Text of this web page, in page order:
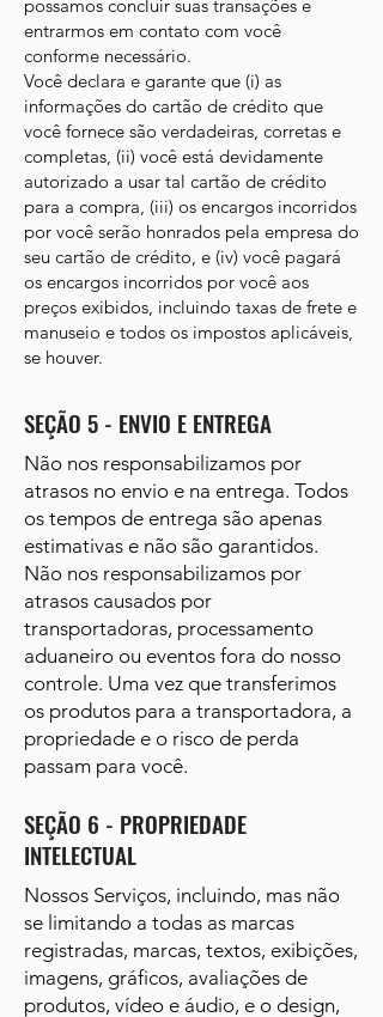
possamos concluir suas transações e
entrarmos em contato com você
conforme necessário.
Você declara e garante que (i) as
informações do cartão de crédito que
você fornece são verdadeiras, corretas e
completas, (ii) você está devidamente
autorizado a usar tal cartão de crédito
para a compra, (iii) os encargos incorridos
por você serão honrados pela empresa do
seu cartão de crédito, e (iv) você pagará
os encargos incorridos por você aos
preços exibidos, incluindo taxas de frete e
manuseio e todos os impostos aplicáveis,
se houver.
SEÇÃO 5 - ENVIO E ENTREGA
Não nos responsabilizamos por
atrasos no envio e na entrega. Todos
os tempos de entrega são apenas
estimativas e não são garantidos.
Não nos responsabilizamos por
atrasos causados por
transportadoras, processamento
aduaneiro ou eventos fora do nosso
controle. Uma vez que transferimos
os produtos para a transportadora, a
propriedade e o risco de perda
passam para você.
SEÇÃO 6 - PROPRIEDADE
INTELECTUAL
Nossos Serviços, incluindo, mas não
se limitando a todas as marcas
registradas, marcas, textos, exibições,
imagens, gráficos, avaliações de
produtos, vídeo e áudio, e o design,